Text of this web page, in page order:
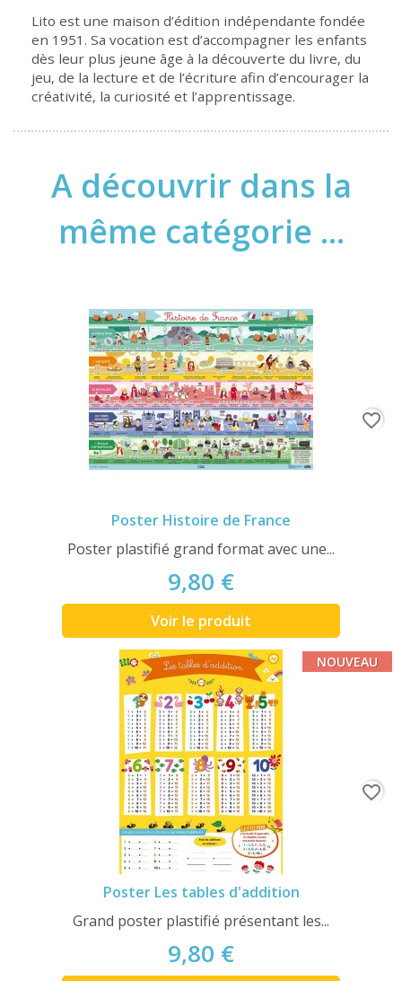
Lito est une maison d’édition indépendante fondée
en 1951. Sa vocation est d’accompagner les enfants
dès leur plus jeune âge à la découverte du livre, du
jeu, de la lecture et de l’écriture afin d’encourager la
créativité, la curiosité et l’apprentissage.
A découvrir dans la
même catégorie ...
Poster Histoire de France
Poster plastifié grand format avec une...
9,80 €
Voir le produit
favorite_border
Poster Les tables d'addition
Grand poster plastifié présentant les...
9,80 €
NOUVEAU
favorite_border